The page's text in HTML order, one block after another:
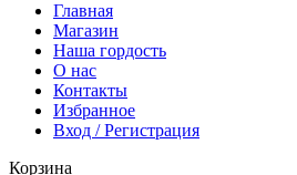
Главная
Магазин
Наша гордость
О нас
Контакты
Избранное
Вход / Регистрация
Корзина